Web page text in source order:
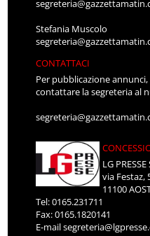
Stefania Muscolo
CONTATTACI
Per pubblicazione
contattare la segreteria al
LG PRESSE
via Festaz,
11100
Tel: 0165.231711
Fax: 0165.1820141
E-mail